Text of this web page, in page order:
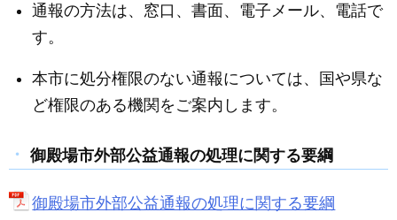
通報の方法は、窓口、書面、電子メール、電話で
す。
本市に処分権限のない通報については、国や県な
ど権限のある機関をご案内します。
御殿場市外部公益通報の処理に関する要綱
御殿場市外部公益通報の処理に関する要綱